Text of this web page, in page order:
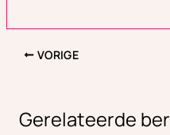
VORIGE
Gerelateerde